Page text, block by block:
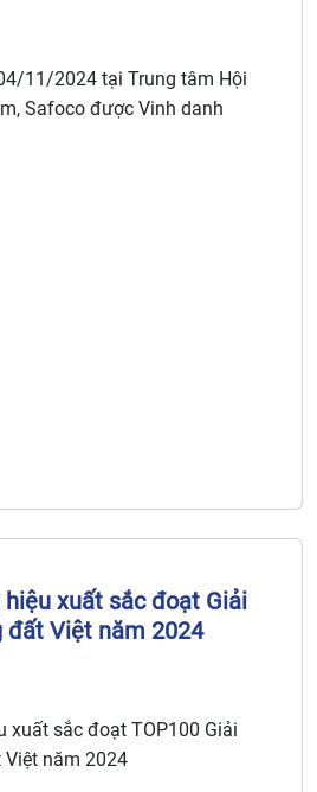
11/2024 tại Trung tâm Hội
Safoco được Vinh danh
xuất sắc đoạt Giải
đất Việt năm 2024
xuất sắc đoạt TOP100 Giải
năm 2024